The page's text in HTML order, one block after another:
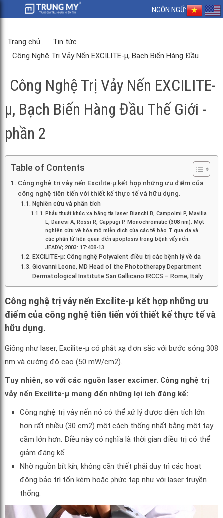
NGÔN NGỮ:
Trang chủ
Tin tức
Công Nghệ Trị Vảy Nến EXCILITE-µ, Bạch Biến Hàng Đầu
Công Nghệ Trị Vảy Nến EXCILITE-
µ, Bạch Biến Hàng Đầu Thế Giới -
phần 2
Table of Contents
Công nghệ trị vảy nến Excilite-μ kết hợp những ưu điểm của
công nghệ tiên tiến với thiết kế thực tế và hữu dụng.
Nghiên cứu và phân tích
Phẫu thuật khúc xạ bằng tia laser Bianchi B, Campolmi P, Mavilia
L, Danesi A, Rossi R, Cappugi P. Monochromatic (308 nm): Một
nghiên cứu về hóa mô miễn dịch của các tế bào T qua da và
các phân tử liên quan đến apoptosis trong bệnh vẩy nến.
JEADV; 2003: 17:408-13.
EXCILITE-µ: Công nghệ Polyvalent điều trị các bệnh lý về da
Giovanni Leone, MD Head of the Phototherapy Department
Dermatological Institute San Gallicano IRCCS – Rome, Italy
Công nghệ trị vảy nến Excilite-μ kết hợp những ưu
điểm của công nghệ tiên tiến với thiết kế thực tế và
hữu dụng.
Giống như laser, Excilite-μ có phát xạ đơn sắc với bước sóng 308
nm và cường độ cao (50 mW/cm2).
Tuy nhiên, so với các nguồn laser excimer. Công nghệ trị
vảy nến Excilite-μ mang đến những lợi ích đáng kể:
Công nghệ trị vảy nến nó có thể xử lý được diện tích lớn
hơn rất nhiều (30 cm2) một cách thống nhất bằng một tay
cầm lớn hơn. Điều này có nghĩa là thời gian điều trị có thể
giảm đáng kể.
Nhờ nguồn bít kín, không cần thiết phải duy trì các hoạt
động bảo trì tốn kém hoặc phức tạp như với laser truyền
thống.